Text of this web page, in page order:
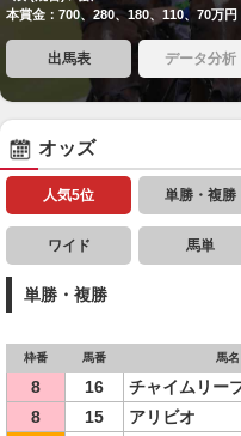
本賞金：700、280、180、110、70万円
出馬表 データ分析
オッズ
人気5位 単勝・複勝
ワイド 馬単
単勝・複勝
枠番 馬番 馬名
8 16 チャイムリー
8
15 アリビオ